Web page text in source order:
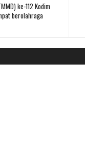
ke-112 Kodim
berolahraga